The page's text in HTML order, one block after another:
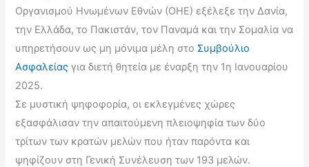
Οργανισμού Ηνωμένων Εθνών (ΟΗΕ) εξέλεξε την Δανία,
την Ελλάδα, το Πακιστάν, τον Παναμά και την Σομαλία να
υπηρετήσουν ως μη μόνιμα μέλη στο Συμβούλιο
Ασφαλείας για διετή θητεία με έναρξη την 1η Ιανουαρίου
2025.
Σε μυστική ψηφοφορία, οι εκλεγμένες χώρες
εξασφάλισαν την απαιτούμενη πλειοψηφία των δύο
τρίτων των κρατών μελών που ήταν παρόντα και
ψηφίζουν στη Γενική Συνέλευση των 193 μελών.